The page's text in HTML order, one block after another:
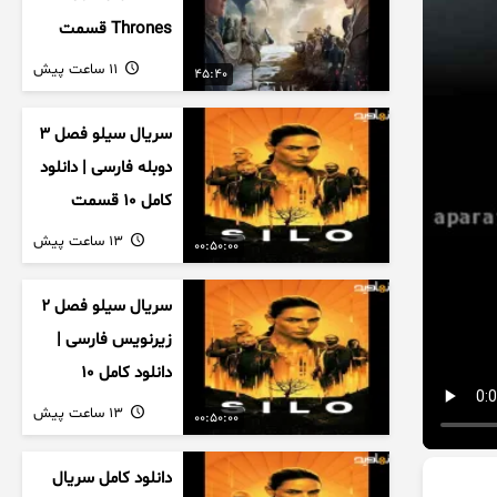
45:40
Thrones قسمت
دوم فصل اول
زیرنویس فارسی
00:50:00
سریال سیلو فصل ۳
دوبله فارسی | دانلود
کامل ۱۰ قسمت
00:50:00
سریال سیلو فصل ۲
زیرنویس فارسی |
دانلود کامل ۱۰
قسمت
دانلود کامل سریال